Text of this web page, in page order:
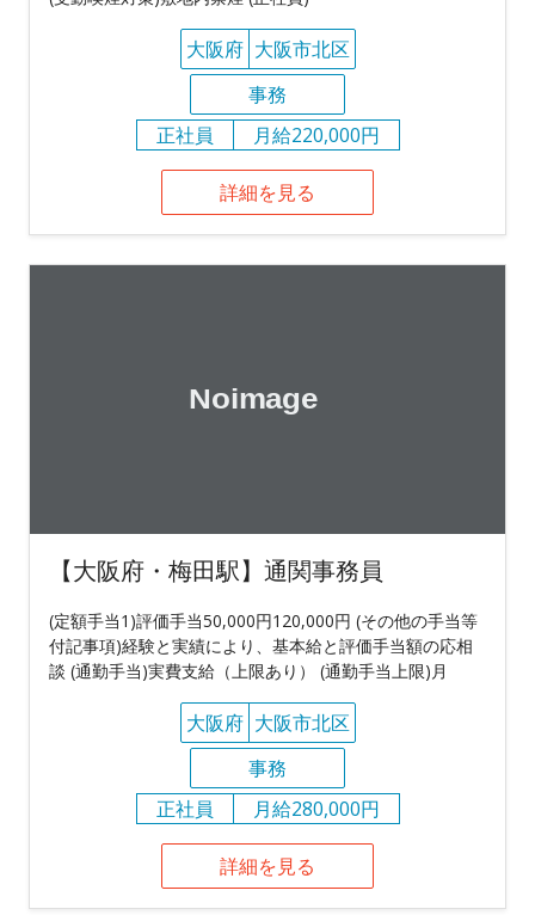
大阪府 大阪市北区
事務
正社員
月給220,000円
詳細を見る
【大阪府・梅田駅】通関事務員
(定額手当1)評価手当50,000円120,000円 (その他の手当等
付記事項)経験と実績により、基本給と評価手当額の応相
談 (通勤手当)実費支給（上限あり） (通勤手当上限)月
大阪府 大阪市北区
事務
正社員
月給280,000円
詳細を見る